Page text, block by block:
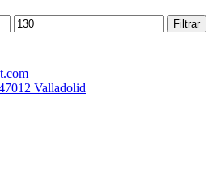
Precio
máximo
Filtrar
Valladolid